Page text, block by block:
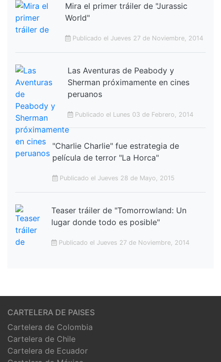
Mira el primer tráiler de "Jurassic
World"
Publicado el Jueves 27 de Noviembre, 2014
Las Aventuras de Peabody y
Sherman próximamente en cines
peruanos
Publicado el Lunes 03 de Febrero, 2014
"Charlie Charlie" fue estrategia de
película de terror "La Horca"
Publicado el Jueves 28 de Mayo, 2015
Teaser tráiler de "Tomorrowland: Un
lugar donde todo es posible"
Publicado el Jueves 27 de Noviembre, 2014
CARTELERA DE PAISES
Cartelera de Colombia
Cartelera de Chile
Cartelera de Ecuador